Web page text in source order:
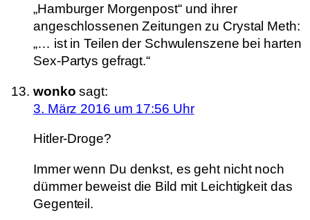
„Hamburger Morgenpost“ und ihrer
angeschlossenen Zeitungen zu Crystal Meth:
„… ist in Teilen der Schwulenszene bei harten
Sex-Partys gefragt.“
wonko sagt:
3. März 2016 um 17:56 Uhr
Hitler-Droge?
Immer wenn Du denkst, es geht nicht noch
dümmer beweist die Bild mit Leichtigkeit das
Gegenteil.